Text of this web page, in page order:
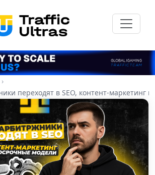
переходят в SEO, контент-маркетинг